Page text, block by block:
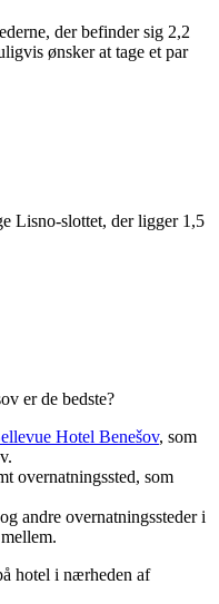
der befinder sig 2,2
ønsker at tage et par
Lisno-slottet, der ligger 1,5
er de bedste?
Hotel Benešov, som
overnatningssted, som
andre overnatningssteder i
hotel i nærheden af